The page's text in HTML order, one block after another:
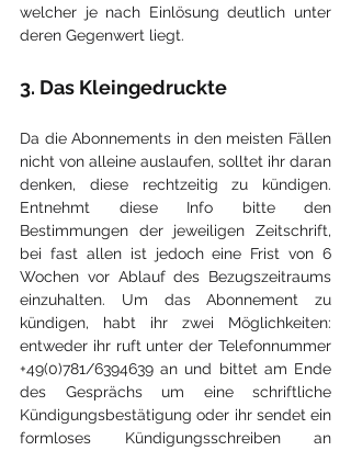
welcher je nach Einlösung deutlich unter
deren Gegenwert liegt.
3. Das Kleingedruckte
Da die Abonnements in den meisten Fällen
nicht von alleine auslaufen, solltet ihr daran
denken, diese rechtzeitig zu kündigen.
Entnehmt diese Info bitte den
Bestimmungen der jeweiligen Zeitschrift,
bei fast allen ist jedoch eine Frist von 6
Wochen vor Ablauf des Bezugszeitraums
einzuhalten. Um das Abonnement zu
kündigen, habt ihr zwei Möglichkeiten:
entweder ihr ruft unter der Telefonnummer
+49(0)781/6394639 an und bittet am Ende
des Gesprächs um eine schriftliche
Kündigungsbestätigung oder ihr sendet ein
formloses Kündigungsschreiben an